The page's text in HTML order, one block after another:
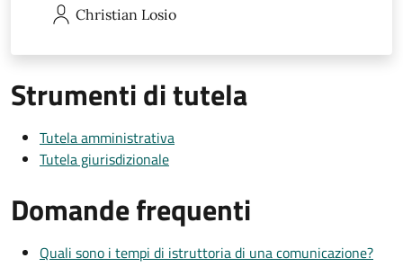
Christian Losio
Strumenti di tutela
Tutela amministrativa
Tutela giurisdizionale
Domande frequenti
Quali sono i tempi di istruttoria di una comunicazione?